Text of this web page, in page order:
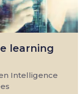
learning
Intelligence